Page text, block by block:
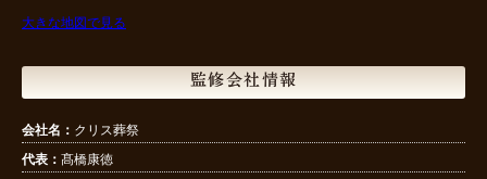
大きな地図で見る
監修会社情報
会社名： クリス葬祭
代表： 髙橋康徳